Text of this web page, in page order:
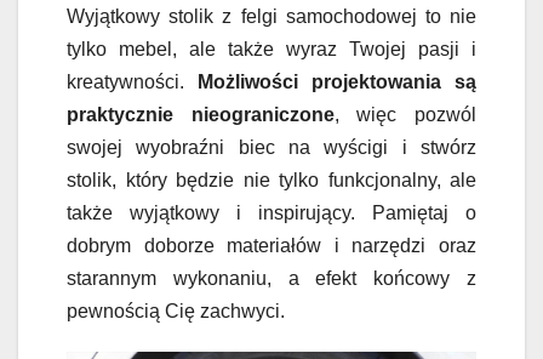
Wyjątkowy stolik z felgi samochodowej to nie
tylko mebel, ale także wyraz Twojej pasji i
kreatywności.
Możliwości projektowania są
praktycznie nieograniczone, więc pozwól
swojej wyobraźni biec na wyścigi i stwórz
stolik, który będzie nie tylko funkcjonalny, ale
także wyjątkowy i inspirujący. Pamiętaj o
dobrym doborze materiałów i narzędzi oraz
starannym wykonaniu, a efekt końcowy z
pewnością Cię zachwyci.